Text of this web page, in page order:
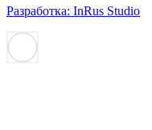
Разработка: InRus Studio